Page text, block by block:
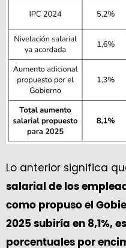
Lo anterior significa
salarial de los
como propuso el
2025 subiría en 8,1%,
porcentuales por